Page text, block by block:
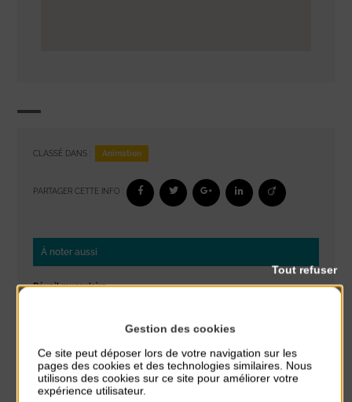
CLASSÉ DANS : Animation
PARTAGER CETTE INFO :
À noter aussi
Réveil musculaire
Stretching
du 3 Août au 7 Août
Plage du passous
Gestion des cookies
Ce site peut déposer lors de votre navigation sur les
pages des cookies et des technologies similaires. Nous
utilisons des cookies sur ce site pour améliorer votre
expérience utilisateur.
Tout refuser